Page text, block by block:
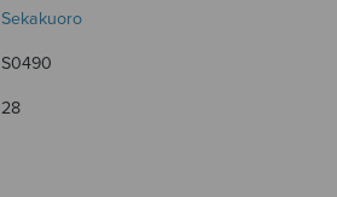
Sekakuoro
S0490
28